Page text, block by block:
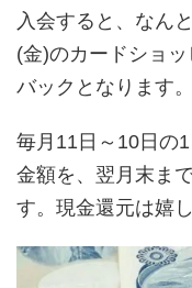
入会すると、なん
(金)のカードショ
バックとなります。
毎月11日～10日の
金額を、翌月末ま
す。現金還元は嬉